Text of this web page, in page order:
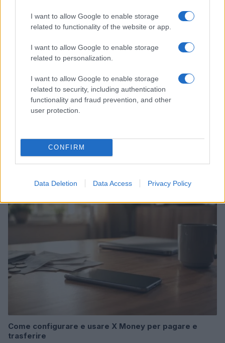
I want to allow Google to enable storage
related to functionality of the website or app.
I want to allow Google to enable storage
related to personalization.
I want to allow Google to enable storage
related to security, including authentication
functionality and fraud prevention, and other
user protection.
CONFIRM
Data Deletion Data Access Privacy Policy
Come scegliere wallet, carte e conti con interessi
Edoardo Vitali · 3 Ago 2026
MONEY
Come configurare e usare X Money per pagare e
trasferire